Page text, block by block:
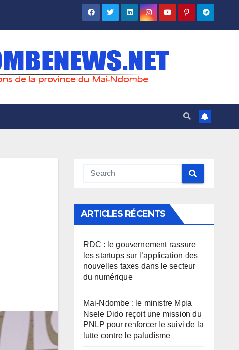
ARTICLES RÉCENTS
RDC : le gouvernement rassure
les startups sur l’application des
nouvelles taxes dans le secteur
du numérique
Mai-Ndombe : le ministre Mpia
Nsele Dido reçoit une mission du
PNLP pour renforcer le suivi de la
lutte contre le paludisme